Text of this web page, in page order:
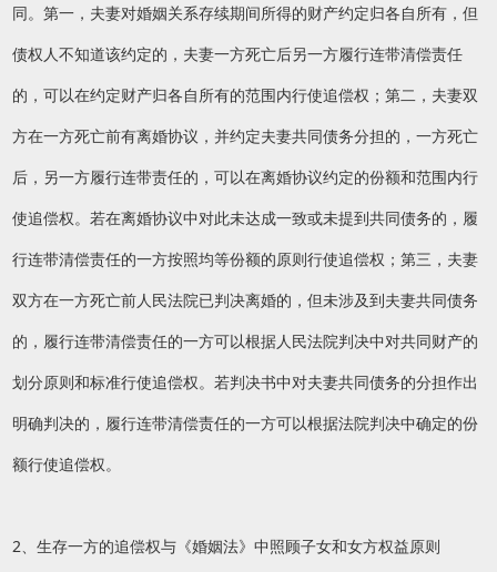
同。第一，夫妻对婚姻关系存续期间所得的财产约定归各自所有，但
债权人不知道该约定的，夫妻一方死亡后另一方履行连带清偿责任
的，可以在约定财产归各自所有的范围内行使追偿权；第二，夫妻双
方在一方死亡前有离婚协议，并约定夫妻共同债务分担的，一方死亡
后，另一方履行连带责任的，可以在离婚协议约定的份额和范围内行
使追偿权。若在离婚协议中对此未达成一致或未提到共同债务的，履
行连带清偿责任的一方按照均等份额的原则行使追偿权；第三，夫妻
双方在一方死亡前人民法院已判决离婚的，但未涉及到夫妻共同债务
的，履行连带清偿责任的一方可以根据人民法院判决中对共同财产的
划分原则和标准行使追偿权。若判决书中对夫妻共同债务的分担作出
明确判决的，履行连带清偿责任的一方可以根据法院判决中确定的份
额行使追偿权。
2、生存一方的追偿权与《婚姻法》中照顾子女和女方权益原则